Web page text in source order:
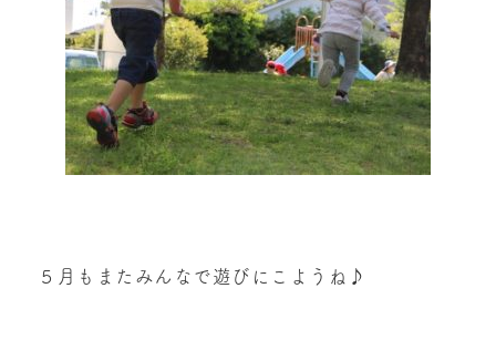
５月もまたみんなで遊びにこようね♪